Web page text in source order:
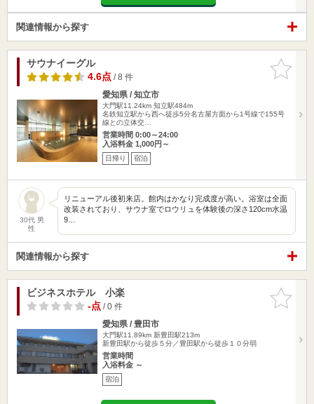
関連情報から探す
お気に入
りに追加
サウナイーグル
4.6点/ 8 件
愛知県 / 知立市
大門駅11.24km 知立駅484m
名鉄知立駅から西へ徒歩5分名古屋方面から1号線で155号
線との立体交…
営業時間 0:00～24:00
入浴料金 1,000円～
日帰り 宿泊
30代 男
性
リニューアル後初来店。館内はかなり完成度が高い。浴室は全面
改装されており、サウナ室でロウリュを体験後の深さ120cm水温
9…
関連情報から探す
お気に入
りに追加
ビジネスホテル 小楽
-点/ 0 件
愛知県 / 豊田市
大門駅11.89km 新豊田駅213m
新豊田駅から徒歩５分／豊田駅から徒歩１０分弱
営業時間
入浴料金 ～
宿泊